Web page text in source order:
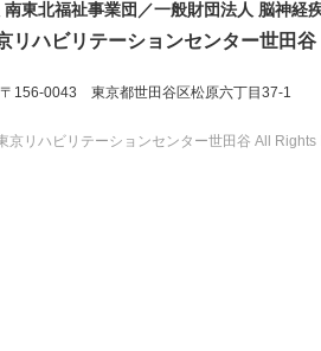
東北福祉事業団／一般財団法人 脳神経
リハビリテーションセンター世田谷
〒156-0043 東京都世田谷区松原六丁目37-1
京リハビリテーションセンター世田谷 All Rights